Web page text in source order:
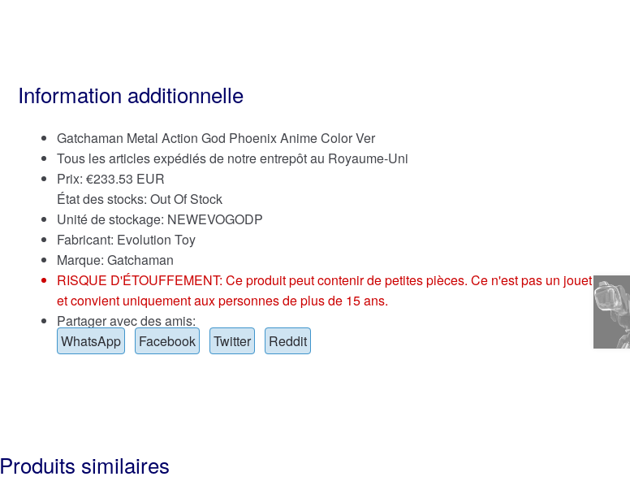
Information additionnelle
Gatchaman Metal Action God Phoenix Anime Color Ver
Tous les articles expédiés de notre entrepôt au Royaume-Uni
Prix: €233.53 EUR
État des stocks: Out Of Stock
Unité de stockage: NEWEVOGODP
Fabricant: Evolution Toy
Marque: Gatchaman
RISQUE D'ÉTOUFFEMENT: Ce produit peut contenir de petites pièces. Ce n'est pas un jouet
et convient uniquement aux personnes de plus de 15 ans.
Partager avec des amis:
WhatsApp
Facebook Twitter Reddit
Produits similaires